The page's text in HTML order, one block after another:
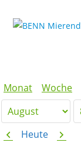
Inhalt
Monat Woche
Monat
Tag
Jahr
Zurück
Heute Weiter